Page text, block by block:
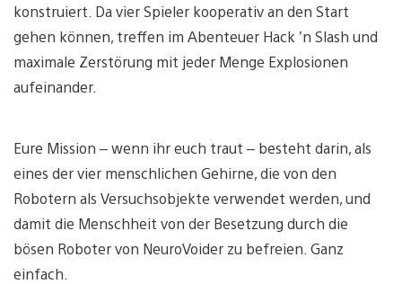
konstruiert. Da vier Spieler kooperativ an den Start
gehen können, treffen im Abenteuer Hack ’n Slash und
maximale Zerstörung mit jeder Menge Explosionen
aufeinander.
Eure Mission – wenn ihr euch traut – besteht darin, als
eines der vier menschlichen Gehirne, die von den
Robotern als Versuchsobjekte verwendet werden, und
damit die Menschheit von der Besetzung durch die
bösen Roboter von NeuroVoider zu befreien. Ganz
einfach.